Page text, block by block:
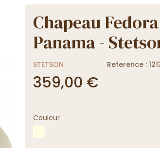
Chapeau
Panama -
STETSON Reference :
359,00 €
Couleur